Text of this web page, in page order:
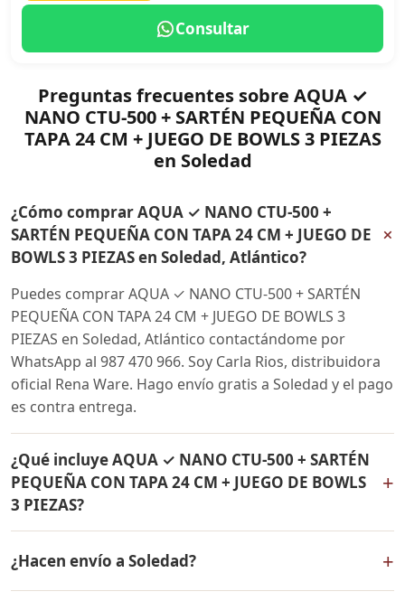
Consultar
Preguntas frecuentes sobre AQUA ✓
NANO CTU-500 + SARTÉN PEQUEÑA CON
TAPA 24 CM + JUEGO DE BOWLS 3 PIEZAS
en Soledad
¿Cómo comprar AQUA ✓ NANO CTU-500 +
SARTÉN PEQUEÑA CON TAPA 24 CM + JUEGO DE
BOWLS 3 PIEZAS en Soledad, Atlántico?
+
Puedes comprar AQUA ✓ NANO CTU-500 + SARTÉN
PEQUEÑA CON TAPA 24 CM + JUEGO DE BOWLS 3
PIEZAS en Soledad, Atlántico contactándome por
WhatsApp al 987 470 966. Soy Carla Rios, distribuidora
oficial Rena Ware. Hago envío gratis a Soledad y el pago
es contra entrega.
¿Qué incluye AQUA ✓ NANO CTU-500 + SARTÉN
PEQUEÑA CON TAPA 24 CM + JUEGO DE BOWLS
3 PIEZAS?
+
24 CM + JUEGO DE BOWLS 3 PIEZAS incluye: Filtro de
agua Rena Ware + Bowls Rena Ware + Sartén con tapa
¿Hacen envío a Soledad? +